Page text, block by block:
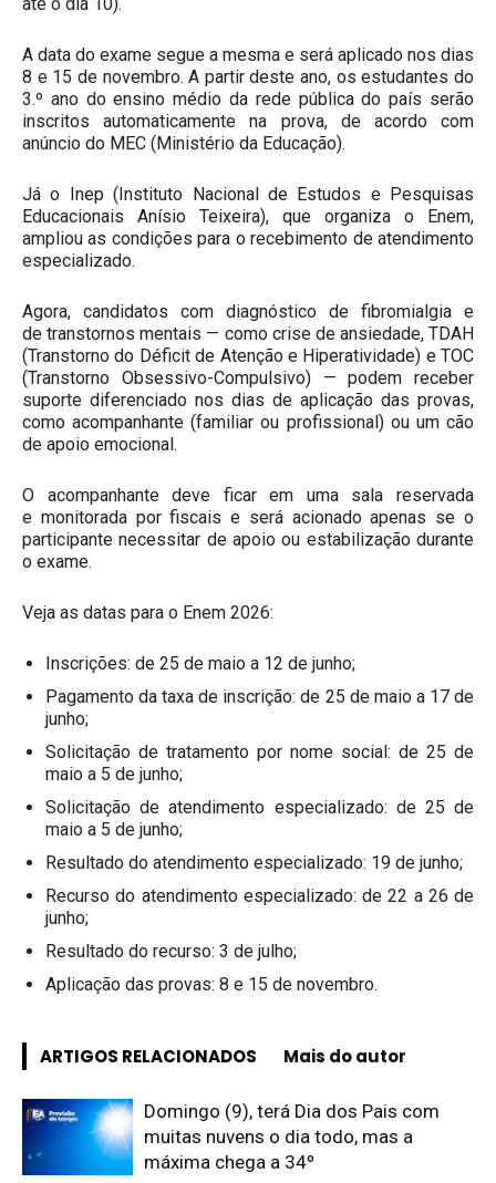
A data do exame segue a mesma e será aplicado nos dias
8 e 15 de novembro. A partir deste ano, os estudantes do
3.º ano do ensino médio da rede pública do país serão
inscritos automaticamente na prova, de acordo com
anúncio do MEC (Ministério da Educação).
Já o Inep (Instituto Nacional de Estudos e Pesquisas
Educacionais Anísio Teixeira), que organiza o Enem,
ampliou as condições para o recebimento de atendimento
especializado.
Agora, candidatos com diagnóstico de fibromialgia e
de transtornos mentais — como crise de ansiedade, TDAH
(Transtorno do Déficit de Atenção e Hiperatividade) e TOC
(Transtorno Obsessivo-Compulsivo) — podem receber
suporte diferenciado nos dias de aplicação das provas,
como acompanhante (familiar ou profissional) ou um cão
de apoio emocional.
O acompanhante deve ficar em uma sala reservada
e monitorada por fiscais e será acionado apenas se o
participante necessitar de apoio ou estabilização durante
o exame.
Veja as datas para o Enem 2026:
Inscrições: de 25 de maio a 12 de junho;
Pagamento da taxa de inscrição: de 25 de maio a 17 de
junho;
Solicitação de tratamento por nome social: de 25 de
maio a 5 de junho;
Solicitação de atendimento especializado: de 25 de
maio a 5 de junho;
Resultado do atendimento especializado: 19 de junho;
Recurso do atendimento especializado: de 22 a 26 de
junho;
Resultado do recurso: 3 de julho;
Aplicação das provas: 8 e 15 de novembro.
ARTIGOS RELACIONADOS Mais do autor
Domingo (9), terá Dia dos Pais com
muitas nuvens o dia todo, mas a
máxima chega a 34º